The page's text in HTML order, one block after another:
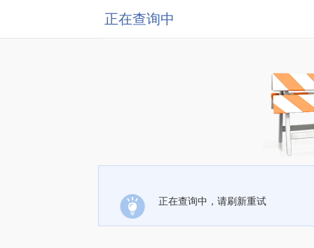
正在查询中
正在查询中，请刷新重试